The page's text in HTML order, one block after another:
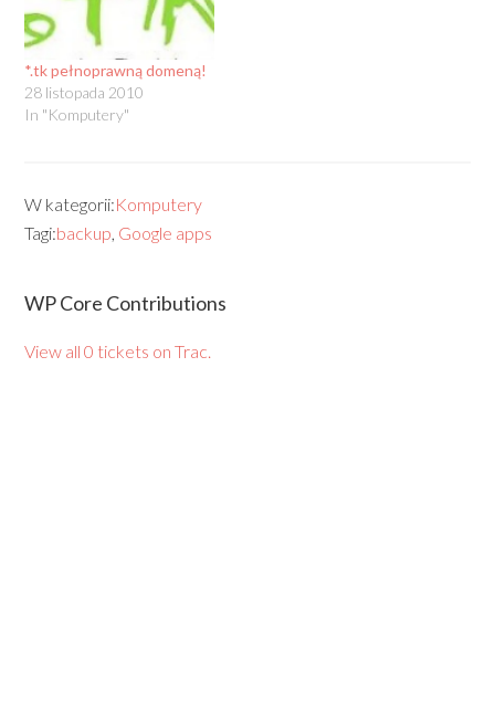
*.tk pełnoprawną domeną!
28 listopada 2010
In "Komputery"
W kategorii:Komputery
Tagi:backup, Google apps
WP Core Contributions
View all 0 tickets on Trac.